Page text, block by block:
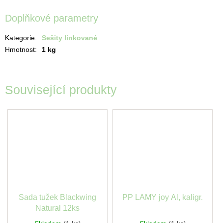
Související produkty
Sada tužek Blackwing
Natural 12ks
PP LAMY joy Al, kaligr.
Doplňkové parametry
Kategorie:
Sešity linkované
Hmotnost: 1 kg